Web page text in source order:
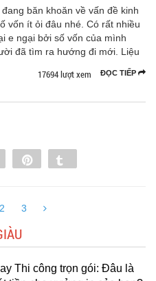
băn khoăn về vấn đề kinh
vốn ít ỏi đâu nhé. Có rất nhiều
e ngại bởi số vốn của mình
đã tìm ra hướng đi mới. Liệu
ĐỌC TIẾP
17694 lượt xem
Share
2 3
Thi công trọn gói: Đâu là